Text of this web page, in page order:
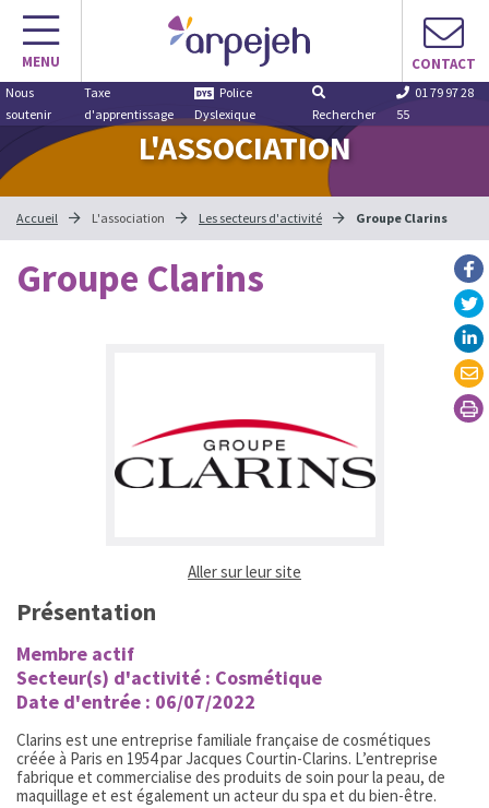
Aller
contenu
MENU CONTACT
Nous
soutenir
Taxe
d'apprentissage
Police
Dyslexique
Rechercher
01 79 97 28
55
L'ASSOCIATION
Accueil L'association Les secteurs d'activité Groupe Clarins
Groupe Clarins
Aller sur leur site
Présentation
Membre actif
Secteur(s) d'activité : Cosmétique
Date d'entrée : 06/07/2022
Clarins est une entreprise familiale française de cosmétiques
créée à Paris en 1954 par Jacques Courtin-Clarins. L’entreprise
fabrique et commercialise des produits de soin pour la peau, de
maquillage et est également un acteur du spa et du bien-être.